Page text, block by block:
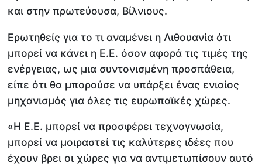
και στην πρωτεύουσα, Βίλνιους.
Ερωτηθείς για το τι αναμένει η Λιθουανία ότι
μπορεί να κάνει η Ε.Ε. όσον αφορά τις τιμές της
ενέργειας, ως μια συντονισμένη προσπάθεια,
είπε ότι θα μπορούσε να υπάρξει ένας ενιαίος
μηχανισμός για όλες τις ευρωπαϊκές χώρες.
«Η Ε.Ε. μπορεί να προσφέρει τεχνογνωσία,
μπορεί να μοιραστεί τις καλύτερες ιδέες που
έχουν βρει οι χώρες για να αντιμετωπίσουν αυτό